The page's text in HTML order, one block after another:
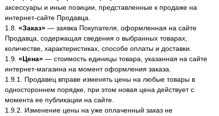
аксессуары и иные позиции, представленные к продаже на
интернет-сайте Продавца.
1.8. «Заказ» — заявка Покупателя, оформленная на сайте
Продавца, содержащая сведения о выбранных товарах,
количестве, характеристиках, способе оплаты и доставки.
1.9. «Цена» — стоимость единицы товара, указанная на сайте
интернет-магазина на момент оформления заказа.
1.9.1. Продавец вправе изменять цены на любые товары в
одностороннем порядке, при этом новая цена действует с
момента ее публикации на сайте.
1.9.2. Изменение цены на уже оплаченный заказ не